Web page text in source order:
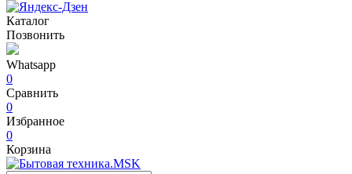
Каталог
Позвонить
Whatsapp
0
Сравнить
0
Избранное
0
Корзина